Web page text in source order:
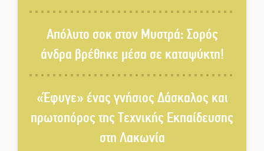
«Κεραυνοί» Μιχαλακάκου για
την ύδρευση στη Μάνη
στη Νεάπολη
Στο κάδρο καταγγελιών Τατούλη
ο Σταύρος Αργειτάκος
Απόλυτο σοκ στον Μυστρά: Σορός
άνδρα βρέθηκε μέσα σε καταψύκτη!
«Έφυγε» ένας γνήσιος Δάσκαλος και
πρωτοπόρος της Τεχνικής Εκπαίδευσης
στη Λακωνία